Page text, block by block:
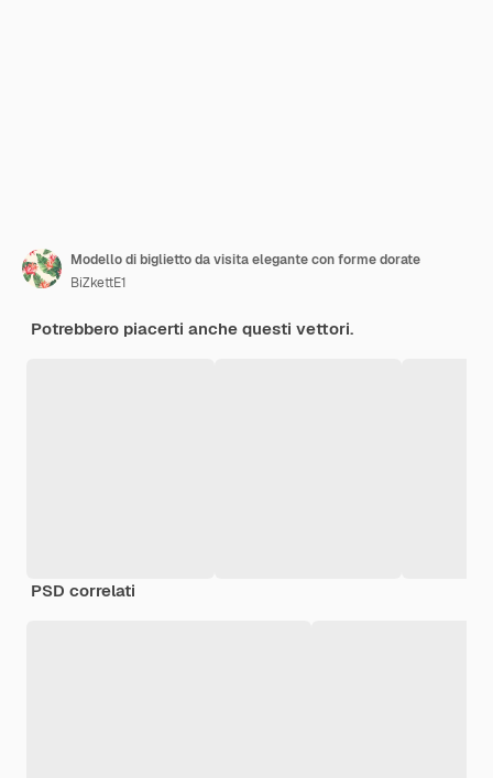
Modello di biglietto da visita elegante con forme dorate
BiZkettE1
Potrebbero piacerti anche questi vettori.
PSD correlati